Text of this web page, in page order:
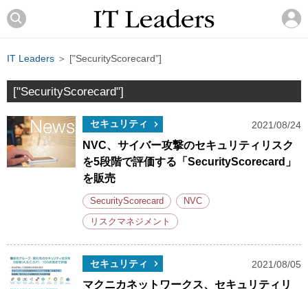
IT Leaders ＞ ["SecurityScorecard"]
["SecurityScorecard"]
セキュリティ 2021/08/24
NVC、サイバー攻撃のセキュリティリスク
を5段階で評価する「SecurityScorecard」
を販売
SecurityScorecard NVC
リスクマネジメント
セキュリティ 2021/08/05
マクニカネットワークス、セキュリティリ